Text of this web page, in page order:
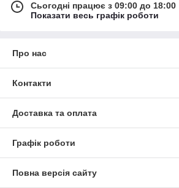
Сьогодні працює з 09:00 до 18:00
Показати весь графік роботи
Про нас
Контакти
Доставка та оплата
Графік роботи
Повна версія сайту